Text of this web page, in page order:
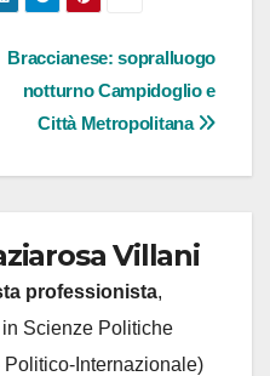
Braccianese: sopralluogo
notturno Campidoglio e
Città Metropolitana
Villani
professionista,
in Scienze Politiche
Politico-Internazionale)